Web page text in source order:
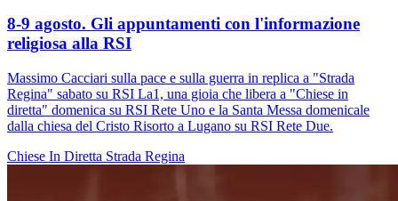
8-9 agosto. Gli appuntamenti con l'informazione
religiosa alla RSI
Massimo Cacciari sulla pace e sulla guerra in replica a "Strada
Regina" sabato su RSI La1, una gioia che libera a "Chiese in
diretta" domenica su RSI Rete Uno e la Santa Messa domenicale
dalla chiesa del Cristo Risorto a Lugano su RSI Rete Due.
Chiese In Diretta Strada Regina